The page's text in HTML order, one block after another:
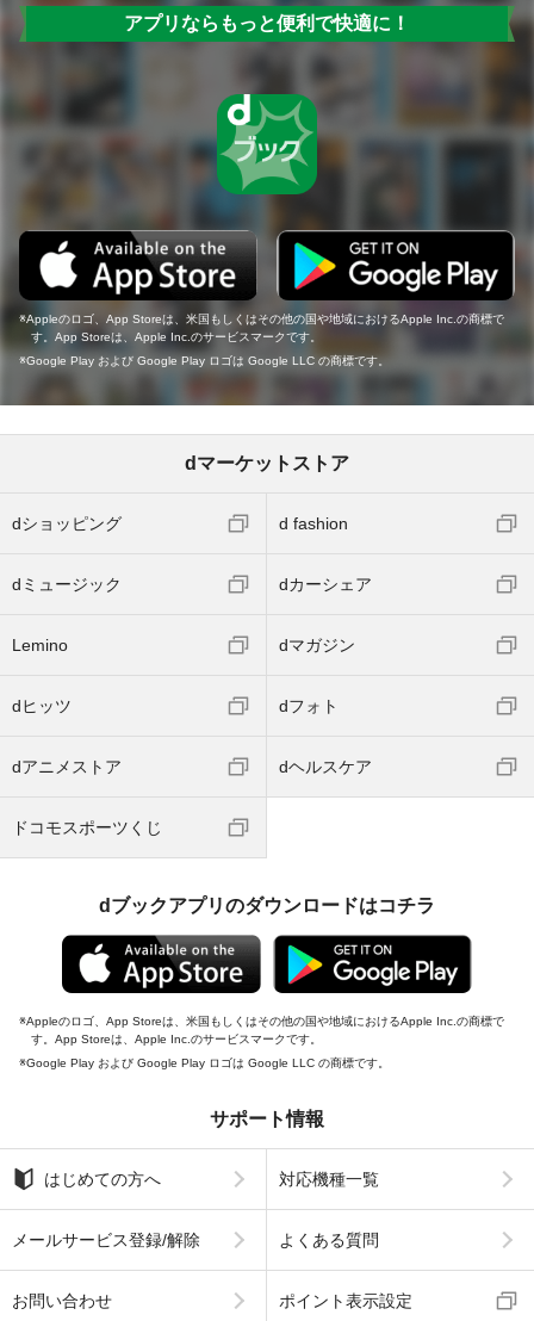
アプリならもっと便利で快適に！
Appleのロゴ、App Storeは、米国もしくはその他の国や地域におけるApple Inc.の商標で
す。App Storeは、Apple Inc.のサービスマークです。
Google Play および Google Play ロゴは Google LLC の商標です。
dマーケットストア
dショッピング d fashion
dミュージック dカーシェア
Lemino dマガジン
dヒッツ dフォト
dアニメストア dヘルスケア
ドコモスポーツくじ
dブックアプリのダウンロードはコチラ
Appleのロゴ、App Storeは、米国もしくはその他の国や地域におけるApple Inc.の商標で
す。App Storeは、Apple Inc.のサービスマークです。
Google Play および Google Play ロゴは Google LLC の商標です。
サポート情報
はじめての方へ 対応機種一覧
メールサービス登録/解除 よくある質問
お問い合わせ ポイント表示設定